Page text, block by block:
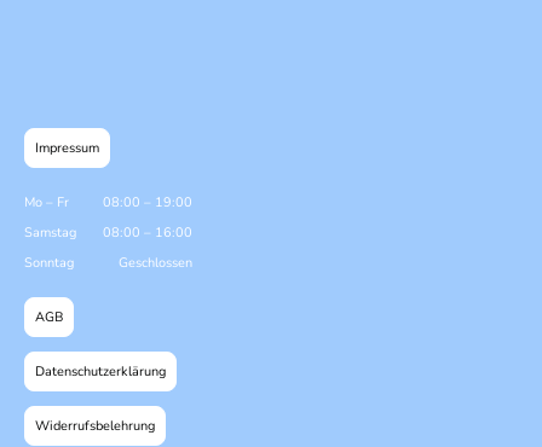
Impressum
Mo – Fr 08:00 – 19:00
Samstag
08:00 – 16:00
Sonntag
Geschlossen
AGB
Datenschutzerklärung
Widerrufsbelehrung